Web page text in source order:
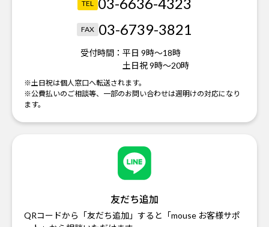
TEL
FAX 03-6739-3821
受付時間： 平日 9時～18時
土日祝 9時～20時
※土日祝は個人窓口へ転送されます。
※公費払いのご相談等、一部のお問い合わせは週明けの対応になり
ます。
友だち追加
QRコードから「友だち追加」すると「mouse お客様サポ